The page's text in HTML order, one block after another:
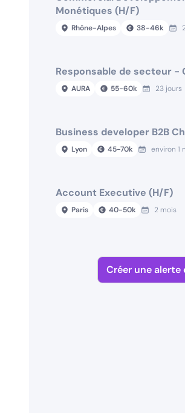
Monétiques (H/F)
Rhône-Alpes 38-46k
Responsable de secteur -
AURA 55-60k 23 jours
Business developer B2B
Lyon 45-70k environ 1
Account Executive (H/F)
Paris 40-50k 2 mois
Créer une alerte